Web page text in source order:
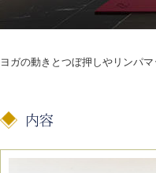
ヨガの動きとつぼ押しやリンパ